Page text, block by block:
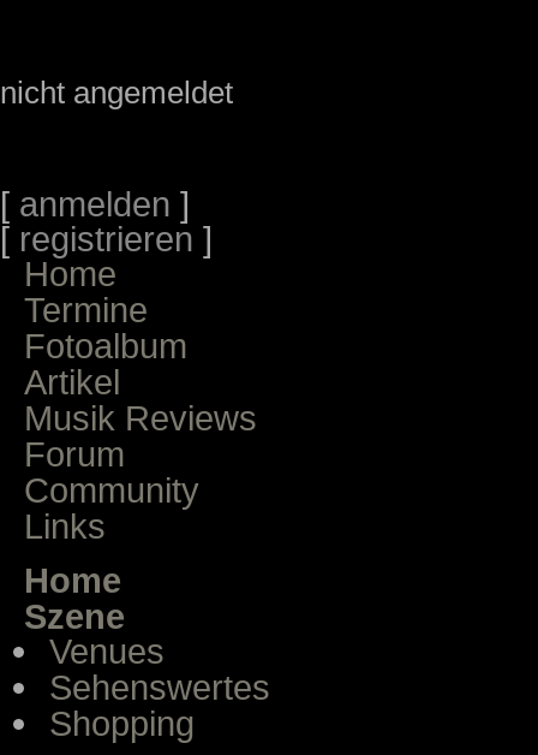
nicht angemeldet
[ anmelden ]
[ registrieren ]
Home
Termine
Fotoalbum
Artikel
Musik Reviews
Forum
Community
Links
Home
Szene
Venues
Sehenswertes
Shopping